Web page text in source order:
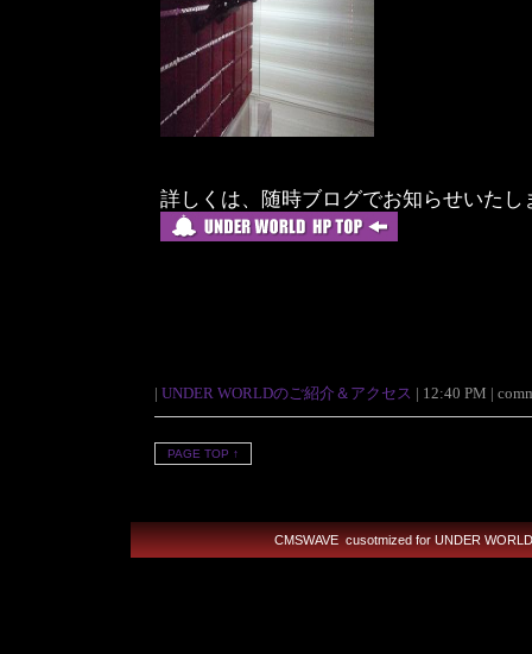
詳しくは、随時ブログでお知らせいたし
| UNDER WORLDのご紹介＆アクセス | 12:40 PM |
PAGE TOP ↑
CMSWAVEcusotmized for UNDER